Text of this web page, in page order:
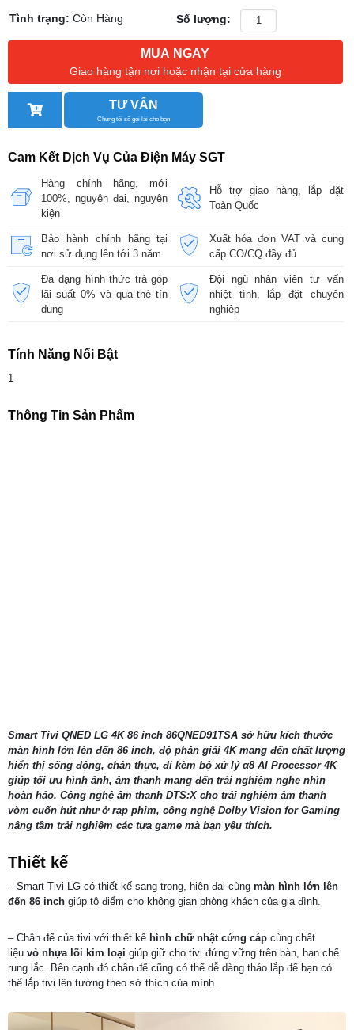
Tình trạng:Còn Hàng Số lượng:
MUA NGAY
Giao hàng tận nơi hoặc nhận tại cửa hàng
TƯ VẤN
Chúng tôi sẽ gọi lại cho bạn
Cam Kết Dịch Vụ Của Điện Máy SGT
Hàng chính hãng, mới
100%, nguyên đai, nguyên
kiện
Hỗ trợ giao hàng, lắp đặt
Toàn Quốc
Bảo hành chính hãng tại
nơi sử dụng lên tới 3 năm
Xuất hóa đơn VAT và cung
cấp CO/CQ đầy đủ
Đa dạng hình thức trả góp
lãi suất 0% và qua thẻ tín
dụng
Đội ngũ nhân viên tư vấn
nhiệt tình, lắp đặt chuyên
nghiệp
Tính Năng Nổi Bật
1
Thông Tin Sản Phẩm
Smart Tivi QNED LG 4K 86 inch 86QNED91TSA sở hữu kích thước
màn hình lớn lên đến 86 inch, độ phân giải 4K mang đến chất lượng
hiển thị sống động, chân thực, đi kèm bộ xử lý α8 AI Processor 4K
giúp tối ưu hình ảnh, âm thanh mang đến trải nghiệm nghe nhìn
hoàn hảo. Công nghệ âm thanh DTS:X cho trải nghiệm âm thanh
vòm cuốn hút như ở rạp phim, công nghệ Dolby Vision for Gaming
nâng tầm trải nghiệm các tựa game mà bạn yêu thích.
Thiết kế
– Smart Tivi LG có thiết kế sang trọng, hiện đại cùng màn hình lớn lên
đến 86 inch giúp tô điểm cho không gian phòng khách của gia đình.
– Chân đế của tivi với thiết kế hình chữ nhật cứng cáp cùng chất
liệu vỏ nhựa lõi kim loại giúp giữ cho tivi đứng vững trên bàn, hạn chế
rung lắc. Bên cạnh đó chân đế cũng có thể dễ dàng tháo lắp để bạn có
thể lắp tivi lên tường theo sở thích của mình.